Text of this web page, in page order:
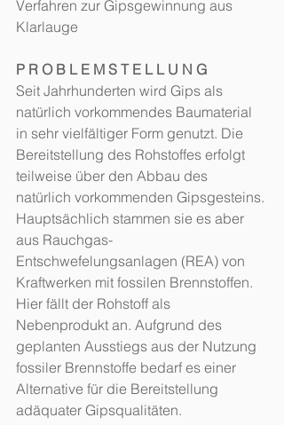
Verfahren zur Gipsgewinnung aus
Klarlauge
P R O B L E M S T E L L U N G
Seit Jahrhunderten wird Gips als
natürlich vorkommendes Baumaterial
in sehr vielfältiger Form genutzt. Die
Bereitstellung des Rohstoffes erfolgt
teilweise über den Abbau des
natürlich vorkommenden Gipsgesteins.
Hauptsächlich stammen sie es aber
aus Rauchgas-
Entschwefelungsanlagen (REA) von
Kraftwerken mit fossilen Brennstoffen.
Hier fällt der Rohstoff als
Nebenprodukt an. Aufgrund des
geplanten Ausstiegs aus der Nutzung
fossiler Brennstoffe bedarf es einer
Alternative für die Bereitstellung
adäquater Gipsqualitäten.